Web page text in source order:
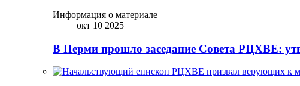
Информация о материале
окт 10 2025
В Перми прошло заседание Совета РЦХВЕ: